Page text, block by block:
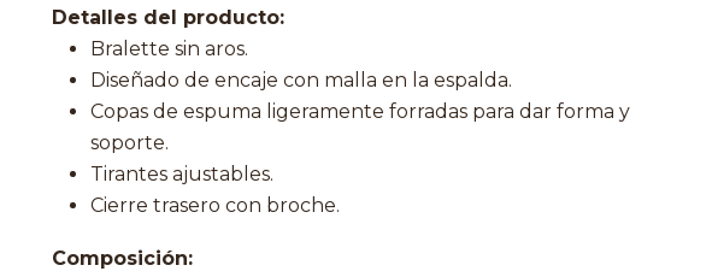
Detalles del producto:
Bralette sin aros.
Diseñado de encaje con malla en la espalda.
Copas de espuma ligeramente forradas para dar forma y
soporte.
Tirantes ajustables.
Cierre trasero con broche.
Composición: